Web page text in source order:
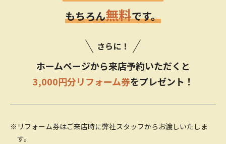
もちろん無料です。
さらに！
ホームページから来店予約いただくと
3,000円分リフォーム券をプレゼント！
※リフォーム券はご来店時に弊社スタッフからお渡しいたしま
す。